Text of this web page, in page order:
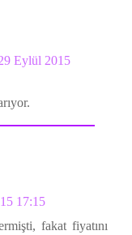
Eylül 2015
17:15
fakat fiyatını